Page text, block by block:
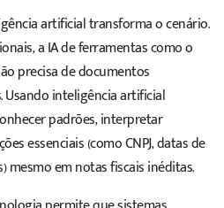
artificial transforma o cenário.
a IA de ferramentas como o
precisa de documentos
inteligência artificial
padrões, interpretar
essenciais (como CNPJ, datas de
mesmo em notas fiscais inéditas.